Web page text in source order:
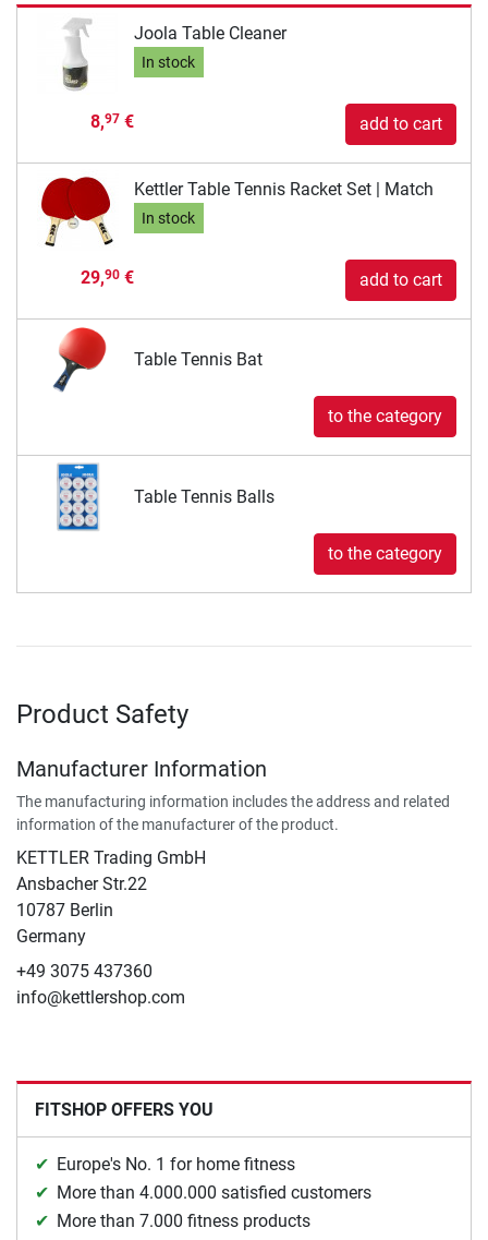
Joola Table Cleaner
In stock
8,97€ add to cart
Kettler Table Tennis Racket Set | Match
In stock
29,90€ add to cart
Table Tennis Bat
to the category
Table Tennis Balls
to the category
Product Safety
Manufacturer Information
The manufacturing information includes the address and related
information of the manufacturer of the product.
KETTLER Trading GmbH
Ansbacher Str.22
10787 Berlin
Germany
+49 3075 437360
info@kettlershop.com
FITSHOP OFFERS YOU
Europe's No. 1 for home fitness
More than 4.000.000 satisfied customers
More than 7.000 fitness products